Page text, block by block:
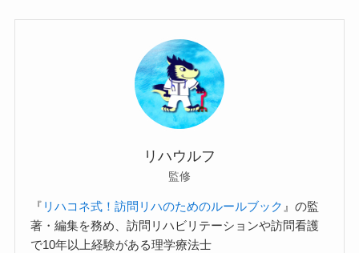
リハウルフ
監修
『 リハコネ式！訪問リハのためのルールブック 』の監
著・編集を務め、訪問リハビリテーションや訪問看護
で10年以上経験がある理学療法士